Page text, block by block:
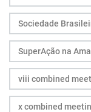
Sociedade
SuperAção na
viii combined
x combined